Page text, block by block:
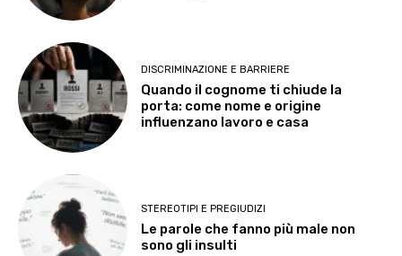
DISCRIMINAZIONE E BARRIERE
Quando il cognome ti chiude la
porta: come nome e origine
influenzano lavoro e casa
STEREOTIPI E PREGIUDIZI
Le parole che fanno più male non
sono gli insulti